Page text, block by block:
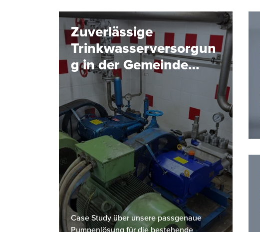
Zuverlässige
Trinkwasserversorgun
g in der Gemeinde
Hinterstoder
Case Study über unsere passgenaue
Pumpenlösung für die bestehende